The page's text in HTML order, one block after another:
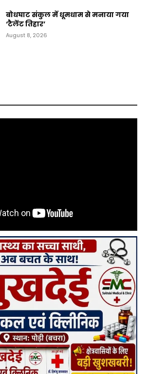
बोधघाट संकुल में धूमधाम से मनाया गया
‘टैलेंट तिहार’
August 8, 2026